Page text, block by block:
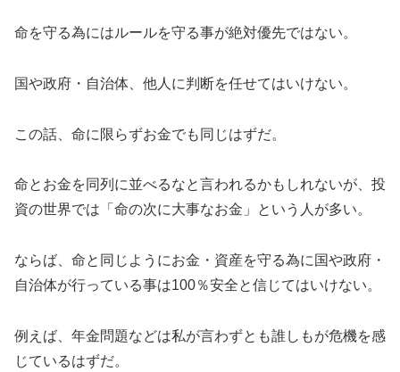
命を守る為にはルールを守る事が絶対優先ではない。
国や政府・自治体、他人に判断を任せてはいけない。
この話、命に限らずお金でも同じはずだ。
命とお金を同列に並べるなと言われるかもしれないが、投
資の世界では「命の次に大事なお金」という人が多い。
ならば、命と同じようにお金・資産を守る為に国や政府・
自治体が行っている事は100％安全と信じてはいけない。
例えば、年金問題などは私が言わずとも誰しもが危機を感
じているはずだ。